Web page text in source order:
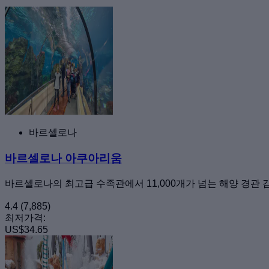
바르셀로나
바르셀로나 아쿠아리움
바르셀로나의 최고급 수족관에서 11,000개가 넘는 해양 경관
4.4 (7,885)
최저가격:
US$34.65